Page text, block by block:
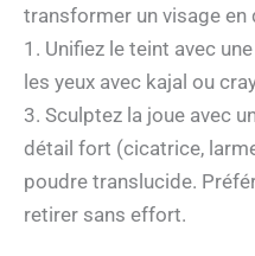
transformer un visage en
1. Unifiez le teint avec
les yeux avec kajal ou
3. Sculptez la joue avec
détail fort (cicatrice,
poudre translucide.
retirer sans effort.